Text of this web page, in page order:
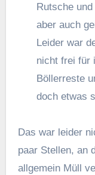
Rutsche
aber auch
Leider war
nicht frei für
Böllerreste
doch etwas
Das war leider
paar Stellen, an
allgemein Müll